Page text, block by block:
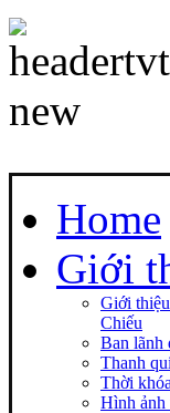
Home
Giới
Giới
Chiếu
Ban lãnh
Thanh
Thời
Hình ảnh